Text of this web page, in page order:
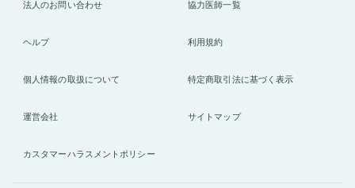
法人のお問い合わせ 協力医師一覧
ヘルプ 利用規約
個人情報の取扱について 特定商取引法に基づく表示
運営会社 サイトマップ
カスタマーハラスメントポリシー